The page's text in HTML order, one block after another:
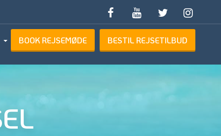
BOOK REJSEMØDE BESTIL REJSETILBUD